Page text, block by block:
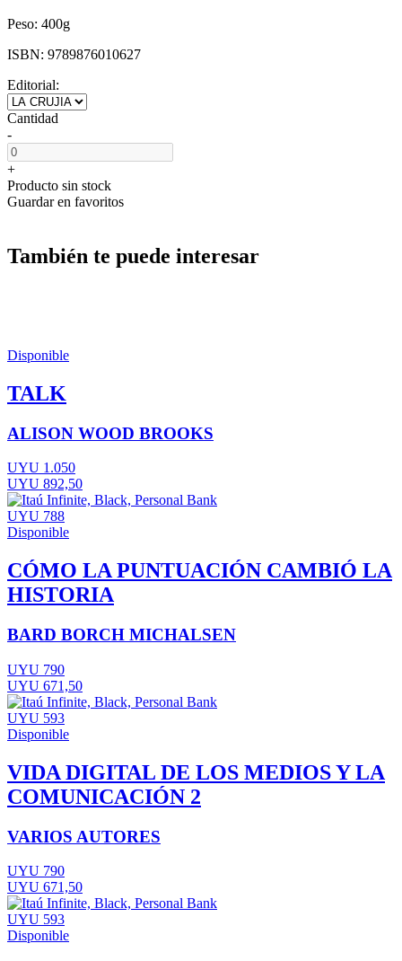
Peso: 400g
ISBN: 9789876010627
Editorial:
Cantidad
-
+
Producto sin stock
Guardar en favoritos
También te puede interesar
Disponible
TALK
ALISON WOOD BROOKS
UYU 1.050
UYU 892,50
UYU 788
Disponible
CÓMO LA PUNTUACIÓN CAMBIÓ LA
HISTORIA
BARD BORCH MICHALSEN
UYU 790
UYU 671,50
UYU 593
Disponible
VIDA DIGITAL DE LOS MEDIOS Y LA
COMUNICACIÓN 2
VARIOS AUTORES
UYU 790
UYU 671,50
UYU 593
Disponible